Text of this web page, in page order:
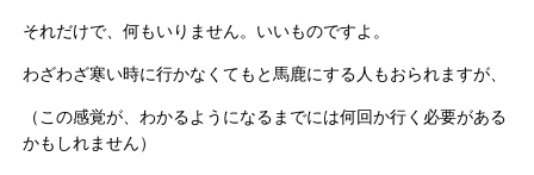
それだけで、何もいりません。いいものですよ。
わざわざ寒い時に行かなくてもと馬鹿にする人もおられますが、
（この感覚が、わかるようになるまでには何回か行く必要がある
かもしれません）